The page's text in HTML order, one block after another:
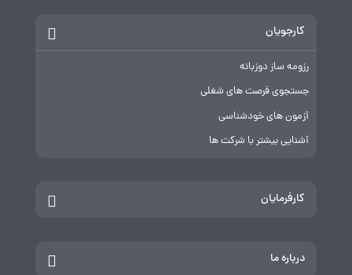
کارجویان
رزومه ساز دوزبانه
جستجوی فرصت های شغلی
آزمون های خودشناسی
آشنایی بیشتر با شرکت ها
کارفرمایان
درباره ما